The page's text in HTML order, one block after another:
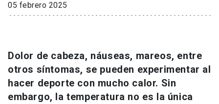
Información para keyboard_arrow_down
Futuros estudiantes
Go to english site launch
05 febrero 2025
Dolor de cabeza, náuseas, mareos, entre
otros síntomas, se pueden experimentar al
hacer deporte con mucho calor. Sin
embargo, la temperatura no es la única